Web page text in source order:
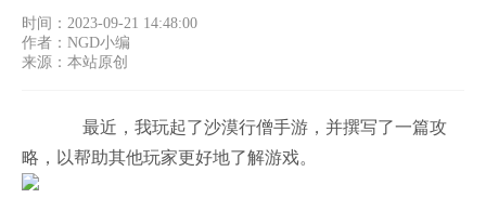
时间：2023-09-21 14:48:00
作者：NGD小编
来源：本站原创
最近，我玩起了沙漠行僧手游，并撰写了一篇攻
略，以帮助其他玩家更好地了解游戏。